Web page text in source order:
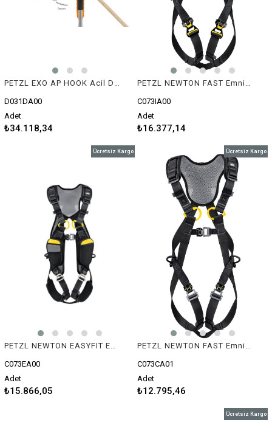
D031DA00
Adet
₺34.118,34
C073IA00
Adet
₺16.377,14
PETZL NEWTON EASYFIT Emniyet Kemeri - Avrupa Versiyonu
C073EA00
Adet
₺15.866,05
Ücretsiz Kargo
PETZL NEWTON FAST Emniyet Kemeri - Avrupa Versiyonu
C073CA01
Adet
₺12.795,46
Ücretsiz Kargo
Ücretsiz Kargo